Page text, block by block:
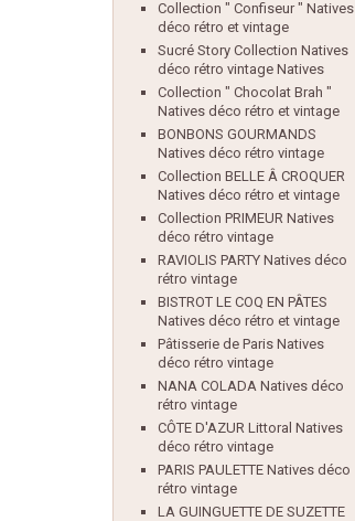
Collection " Confiseur " Natives
déco rétro et vintage
Sucré Story Collection Natives
déco rétro vintage Natives
Collection " Chocolat Brah "
Natives déco rétro et vintage
BONBONS GOURMANDS
Natives déco rétro vintage
Collection BELLE Â CROQUER
Natives déco rétro et vintage
Collection PRIMEUR Natives
déco rétro vintage
RAVIOLIS PARTY Natives déco
rétro vintage
BISTROT LE COQ EN PÂTES
Natives déco rétro et vintage
Pâtisserie de Paris Natives
déco rétro vintage
NANA COLADA Natives déco
rétro vintage
CÔTE D'AZUR Littoral Natives
déco rétro vintage
PARIS PAULETTE Natives déco
rétro vintage
LA GUINGUETTE DE SUZETTE